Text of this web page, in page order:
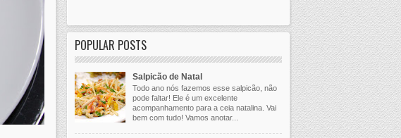
POPULAR POSTS
Salpicão de Natal
Todo ano nós fazemos esse salpicão, não
pode faltar! Ele é um excelente
acompanhamento para a ceia natalina. Vai
bem com tudo! Vamos anotar...